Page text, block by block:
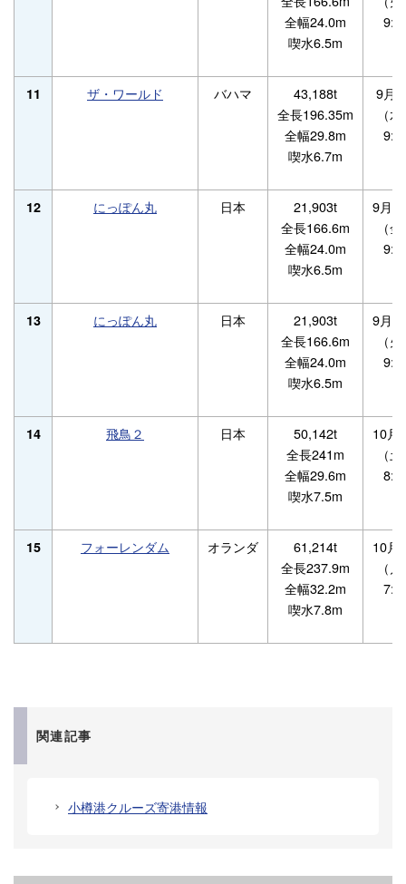
全幅24.0m
喫水6.5m
11 ザ・ワールド バハマ
43,188t
全長196.35m
全幅29.8m
喫水6.7m
9月
（
12 にっぽん丸 日本
21,903t
全長166.6m
全幅24.0m
喫水6.5m
9月
（
13 にっぽん丸 日本
21,903t
全長166.6m
全幅24.0m
喫水6.5m
9月
（
14 飛鳥２ 日本
50,142t
全長241m
全幅29.6m
喫水7.5m
10月
（
15 フォーレンダム オランダ
61,214t
全長237.9m
全幅32.2m
喫水7.8m
10月
（
関連記事
小樽港クルーズ寄港情報